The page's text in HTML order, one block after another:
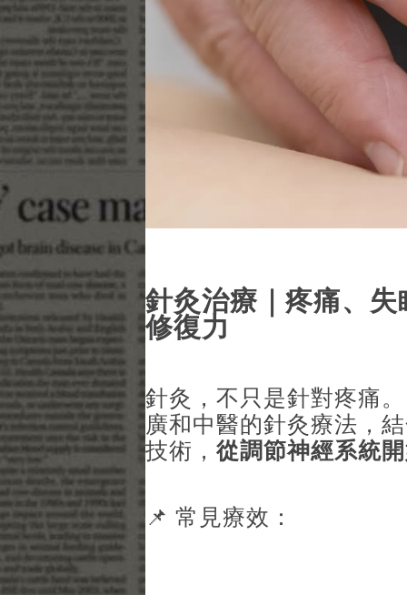
針灸治療｜疼痛、
修復力
針灸，不只是針對疼痛。
廣和中醫的針灸療法，
技術， 從調節神經系統
📌 常見療效：